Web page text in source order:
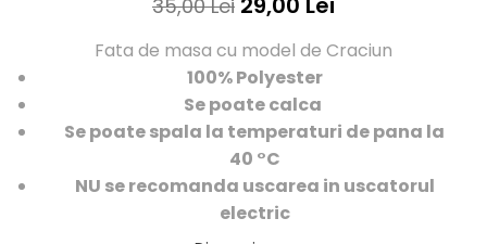
35,00 Lei
Fata de masa cu model de Craciun
100% Polyester
Se poate calca
Se poate spala la temperaturi de pana la
40 °C
NU se recomanda uscarea in uscatorul
electric